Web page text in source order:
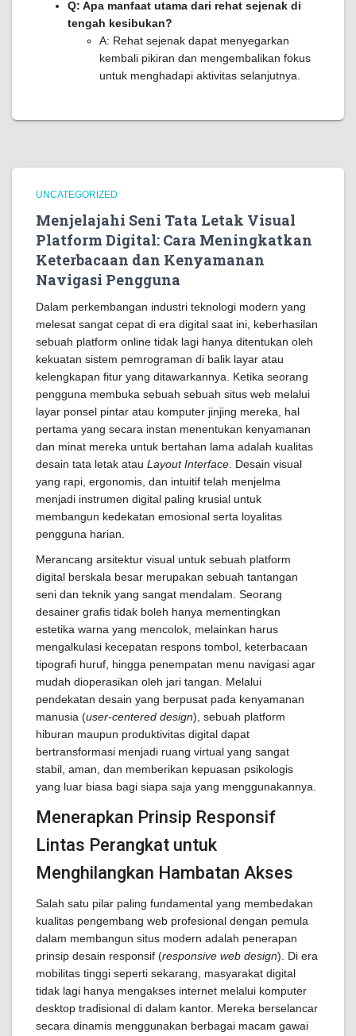
Q: Apa manfaat utama dari rehat sejenak di
tengah kesibukan?
A: Rehat sejenak dapat menyegarkan
kembali pikiran dan mengembalikan fokus
untuk menghadapi aktivitas selanjutnya.
UNCATEGORIZED
Menjelajahi Seni Tata Letak Visual
Platform Digital: Cara Meningkatkan
Keterbacaan dan Kenyamanan
Navigasi Pengguna
Dalam perkembangan industri teknologi modern yang
melesat sangat cepat di era digital saat ini, keberhasilan
sebuah platform online tidak lagi hanya ditentukan oleh
kekuatan sistem pemrograman di balik layar atau
kelengkapan fitur yang ditawarkannya. Ketika seorang
pengguna membuka sebuah sebuah situs web melalui
layar ponsel pintar atau komputer jinjing mereka, hal
pertama yang secara instan menentukan kenyamanan
dan minat mereka untuk bertahan lama adalah kualitas
desain tata letak atau Layout Interface . Desain visual
yang rapi, ergonomis, dan intuitif telah menjelma
menjadi instrumen digital paling krusial untuk
membangun kedekatan emosional serta loyalitas
pengguna harian.
Merancang arsitektur visual untuk sebuah platform
digital berskala besar merupakan sebuah tantangan
seni dan teknik yang sangat mendalam. Seorang
desainer grafis tidak boleh hanya mementingkan
estetika warna yang mencolok, melainkan harus
mengalkulasi kecepatan respons tombol, keterbacaan
tipografi huruf, hingga penempatan menu navigasi agar
mudah dioperasikan oleh jari tangan. Melalui
pendekatan desain yang berpusat pada kenyamanan
manusia (user-centered design), sebuah platform
hiburan maupun produktivitas digital dapat
bertransformasi menjadi ruang virtual yang sangat
stabil, aman, dan memberikan kepuasan psikologis
yang luar biasa bagi siapa saja yang menggunakannya.
Menerapkan Prinsip Responsif
Lintas Perangkat untuk
Menghilangkan Hambatan Akses
Salah satu pilar paling fundamental yang membedakan
kualitas pengembang web profesional dengan pemula
dalam membangun situs modern adalah penerapan
prinsip desain responsif (responsive web design). Di era
mobilitas tinggi seperti sekarang, masyarakat digital
tidak lagi hanya mengakses internet melalui komputer
desktop tradisional di dalam kantor. Mereka berselancar
secara dinamis menggunakan berbagai macam gawai